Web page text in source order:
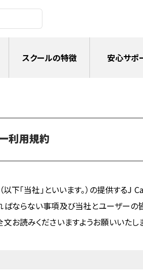
利用規約
下「当社」といいます。）の提供するJ
ばならない事項及び当社とユーザー
お読みくださいますようお願いいたし
スクールの特徴 安心サポ